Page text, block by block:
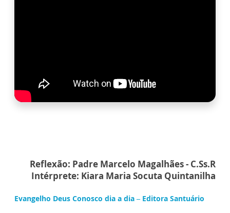
Reflexão: Padre Marcelo Magalhães - C.Ss.R
Intérprete: Kiara Maria Socuta Quintanilha
Evangelho Deus Conosco dia a dia – Editora Santuário